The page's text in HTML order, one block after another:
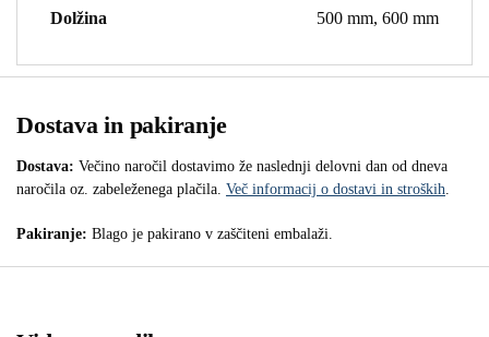
Dolžina 500 mm, 600 mm
Dostava in pakiranje
Dostava: Večino naročil dostavimo že naslednji delovni dan od dneva
naročila oz. zabeleženega plačila. Več informacij o dostavi in stroških.
Pakiranje: Blago je pakirano v zaščiteni embalaži.